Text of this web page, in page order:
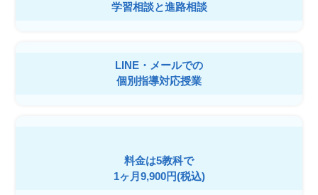
学習相談と進路相談
LINE・メールでの
個別指導対応授業
料金は5教科で
1ヶ月9,900円(税込)